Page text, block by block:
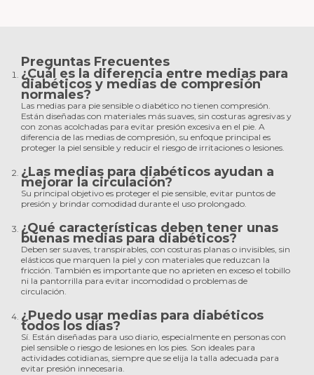
Preguntas Frecuentes
¿Cuál es la diferencia entre medias para
diabéticos y medias de compresión
normales?
Las medias para pie sensible o diabético no tienen compresión.
Están diseñadas con materiales más suaves, sin costuras agresivas y
con zonas acolchadas para evitar presión excesiva en el pie. A
diferencia de las medias de compresión, su enfoque principal es
proteger la piel sensible y reducir el riesgo de irritaciones o lesiones.
¿Las medias para diabéticos ayudan a
mejorar la circulación?
Su principal objetivo es proteger el pie sensible, evitar puntos de
presión y brindar comodidad durante el uso prolongado.
¿Qué características deben tener unas
buenas medias para diabéticos?
Deben ser suaves, transpirables, con costuras planas o invisibles, sin
elásticos que marquen la piel y con materiales que reduzcan la
fricción. También es importante que no aprieten en exceso el tobillo
ni la pantorrilla para evitar incomodidad o problemas de
circulación.
¿Puedo usar medias para diabéticos
todos los días?
Sí. Están diseñadas para uso diario, especialmente en personas con
piel sensible o riesgo de lesiones en los pies. Son ideales para
actividades cotidianas, siempre que se elija la talla adecuada para
evitar presión innecesaria.